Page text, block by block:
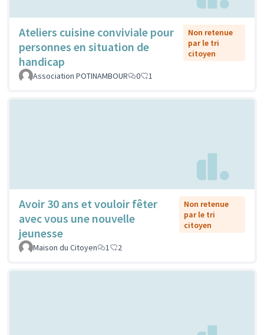
Ateliers cuisine conviviale pour
personnes en situation de
handicap
Non retenue
par le tri
citoyen
Association POTINAMBOUR 0 1
Avoir 30 ans et vouloir fêter
avec vous une nouvelle
jeunesse
Non retenue
par le tri
citoyen
Maison du Citoyen 1 2